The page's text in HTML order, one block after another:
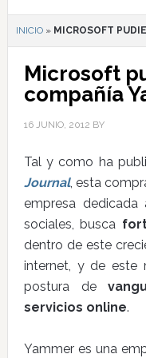
INICIO» MICROSOFT
Microsoft
compañía
16 JUNIO, 2012 BY
Tal y como ha
Journal, esta
empresa
sociales, busca
dentro de este
internet, y de este
postura de
servicios online.
Yammer es una